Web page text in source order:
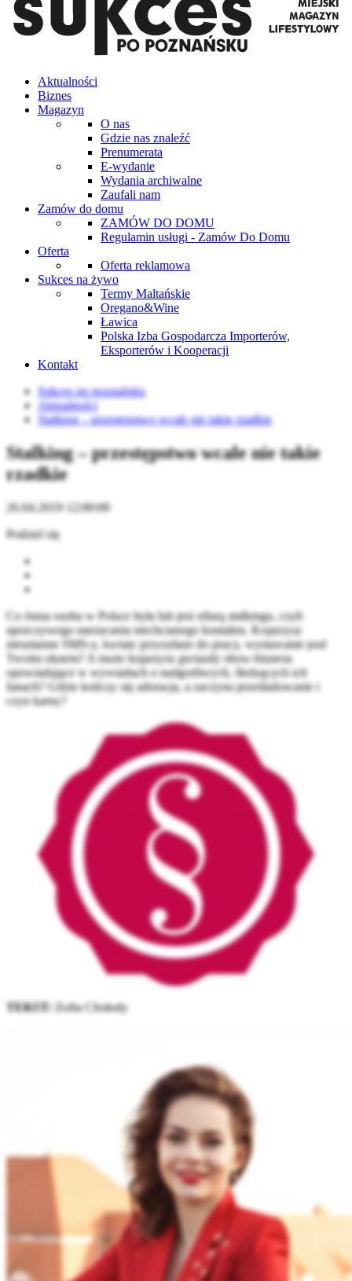
Aktualności
Biznes
Magazyn
O nas
Gdzie nas znaleźć
Prenumerata
E-wydanie
Wydania archiwalne
Zaufali nam
Zamów do domu
ZAMÓW DO DOMU
Regulamin usługi - Zamów Do Domu
Oferta
Oferta reklamowa
Sukces na żywo
Termy Maltańskie
Oregano&Wine
Ławica
Polska Izba Gospodarcza Importerów,
Eksporterów i Kooperacji
Kontakt
Sukces po poznańsku
Aktualności
Stalking – przestępstwo wcale nie takie rzadkie
Stalking – przestępstwo wcale nie takie
rzadkie
26.04.2019 12:00:00
Podziel się
Co ósma osoba w Polsce była lub jest ofiarą stalkingu, czyli
uporczywego narzucania niechcianego kontaktu. Kojarzysz
nieustanne SMS-y, kwiaty przysyłane do pracy, wystawanie pod
Twoim oknem? A może kojarzysz gwiazdy show-biznesu
opowiadające w wywiadach o nadgorliwych, śledzących ich
fanach? Gdzie kończy się adoracja, a zaczyna prześladowanie i
czyn karny?
TEKST: Zofia Chołody